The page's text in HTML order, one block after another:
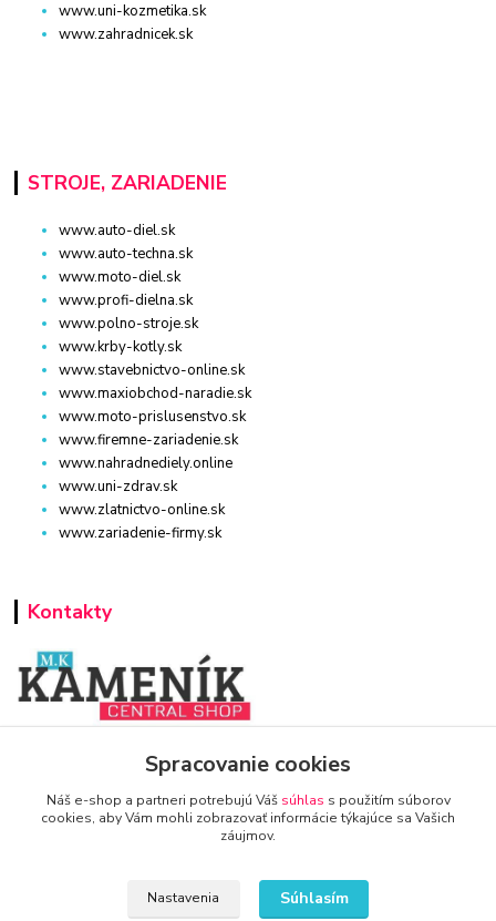
www.uni-kozmetika.sk
www.zahradnicek.sk
STROJE, ZARIADENIE
www.auto-diel.sk
www.auto-techna.sk
www.moto-diel.sk
www.profi-dielna.sk
www.polno-stroje.sk
www.krby-kotly.sk
www.stavebnictvo-online.sk
www.maxiobchod-naradie.sk
www.moto-prislusenstvo.sk
www.firemne-zariadenie.sk
www.nahradnediely.online
www.uni-zdrav.sk
www.zlatnictvo-online.sk
www.zariadenie-firmy.sk
Kontakty
www.zariadenie-firmy.sk
+421 940 949 000
Spracovanie cookies
Náš e-shop a partneri potrebujú Váš súhlas s použitím súborov
cookies, aby Vám mohli zobrazovať informácie týkajúce sa Vašich
záujmov.
Nastavenia Súhlasím